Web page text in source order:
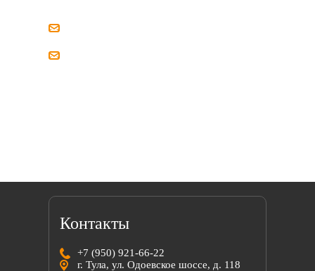
Контакты
+7 (950) 921-66-22
г. Тула, ул. Одоевское шоссе, д. 118